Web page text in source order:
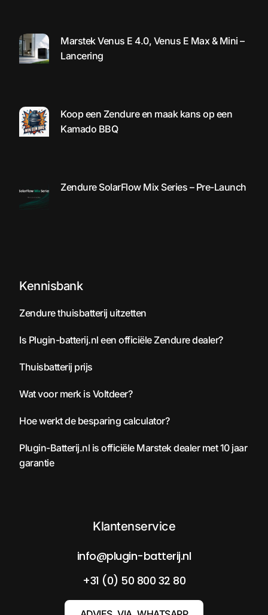
Marstek Venus E 4.0, Venus E Max & Mini –
Lancering
Koop een Zendure en maak kans op een
Kamado BBQ
Zendure SolarFlow Mix Series – Pre-Launch
Kennisbank
Zendure thuisbatterij uitzetten
Is Plugin-batterij.nl een officiële Zendure dealer?
Thuisbatterij prijs
Wat voor merk is Voltdeer?
Hoe werkt de besparing calculator?
Plugin-Batterij.nl is officiële Marstek dealer met 10 jaar
garantie
Klantenservice
info@plugin-batterij.nl
+31 (0) 50 800 32 80